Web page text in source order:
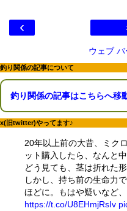
‹
ウェブ
釣り関係の記事について
釣り関係の記事はこちらへ移
x(旧twitter)やってます♪
20年以上前の大昔、ミク
ット購入したら、なんと
どう見ても、茎は折れた
しかし、持ち前の生命力
ほどに。もはや疑いなど
https://t.co/U8EHmjRsIv